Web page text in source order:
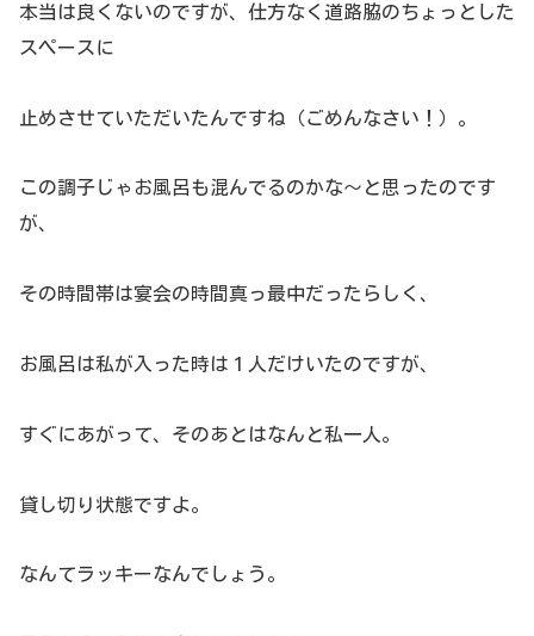
本当は良くないのですが、仕方なく道路脇のちょっとした
スペースに
止めさせていただいたんですね（ごめんなさい！）。
この調子じゃお風呂も混んでるのかな～と思ったのです
が、
その時間帯は宴会の時間真っ最中だったらしく、
お風呂は私が入った時は１人だけいたのですが、
すぐにあがって、そのあとはなんと私一人。
貸し切り状態ですよ。
なんてラッキーなんでしょう。